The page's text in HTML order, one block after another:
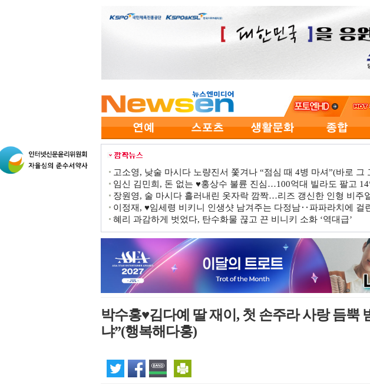
고소영, 낮술 마시다 노량진서 쫓겨나 “점심 때 4병 마셔”(바로 그
임신 김민희, 돈 없는 ♥홍상수 불륜 진심…100억대 빌라도 팔고 14
장원영, 술 마시다 흘러내린 옷자락 깜짝…리즈 갱신한 인형 비주
이정재, ♥임세령 비키니 인생샷 남겨주는 다정남‥파파라치에 걸
혜리 과감하게 벗었다, 탄수화물 끊고 끈 비니키 소화 ‘역대급’
박수홍♥김다예 딸 재이, 첫 손주라 사랑 듬뿍
냐”(행복해다홍)